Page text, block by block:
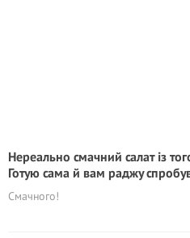
Нереально смачний салат із
Готую сама й вам раджy
Смачного!